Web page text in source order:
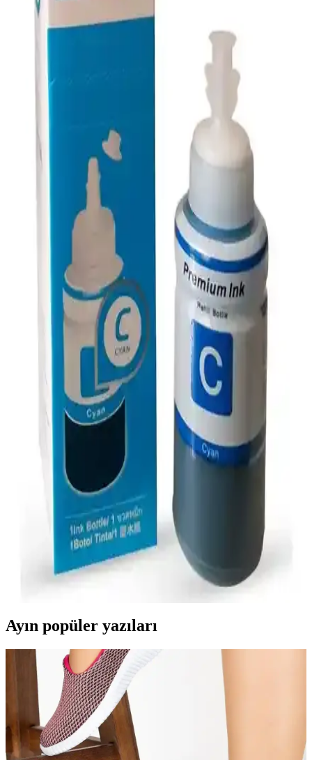
Epson EcoTank L3251 ve L3260 Modellerinin
Detaylı Karşılaştırması
Epson EcoTank L3251 ve L3260 modellerinin özellikleri, kullanıcı
yorumları ve karşılaştırmasıyla en iyi seçimi yapmanıza yardımcı
olacak detaylar burada yer alıyor.
HP Ink Tank Yazıcılar: Yüksek Kapasiteli
Mürekkep Tankı ve Akıllı Yönetim Çözümleri
HP Ink Tank yazıcılar, yüksek baskı kapasitesi ve ekonomik
mürekkep tankı sistemi sunar. HP Smart uygulaması ile yazıcı
yönetimi kolaylaşır, destek hizmetleri performansı artırır. Ev ve
ofisler için ideal çözüm.
Photoink 112 Ecotank ve Premium Epson 103
Bu makalede, Photoink 112 Ecotank ve Premium Epson 103
mürekkep ürünlerinin renk kalitesi, kullanım kolaylığı ve kullanıcı
deneyimleri açısından detaylı karşılaştırması sunuluyor.
HP 652 Serisi Mürekkep Kartuşları Karşılaştırması:
Renkli ve Siyah Baskı Performansı
HP 652 serisi renkli ve siyah mürekkep kartuşlarının performansını,
kullanıcı yorumlarını ve özelliklerini karşılaştırıyoruz. Dayanıklılık,
baskı kalitesi ve maliyet avantajlarını detaylandırıyoruz.
HP 304 ve 305 Renkli Mürekkep Kartuşları
Karşılaştırması ve Teknik Özellikler
HP 304 ve 305 modelleri, yüksek kaliteli renkli baskı ve güvenilirlik
sunar. Her iki ürün de ofis ve ev kullanımı için uygun olup,
performans ve çevre dostu özellikleriyle öne çıkar.
Photoink T6642 ve Premium Epson 103 Mürekkep
Karşılaştırması ve Kullanıcı Yorumları
Bu makalede, Photoink T6642 ve Premium Epson 103
mürekkeplerinin özellikleri, performansları ve kullanıcı yorumları
detaylı şekilde incelenerek en uygun seçimi yapmanıza yardımcı
Ayın popüler yazıları